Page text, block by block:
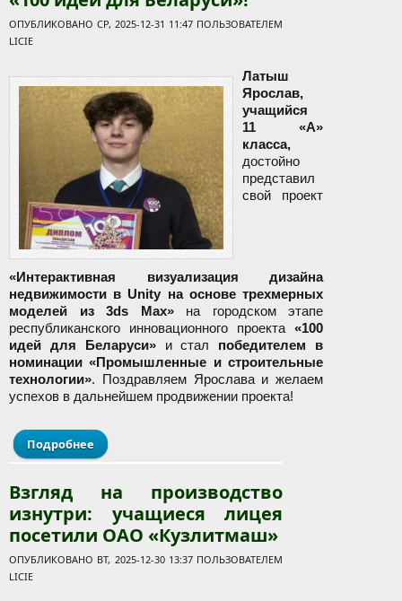
ОПУБЛИКОВАНО СР, 2025-12-31 11:47 ПОЛЬЗОВАТЕЛЕМ
LICIE
Латыш
Ярослав,
учащийся
11 «А»
класса,
достойно
представил
свой проект
«Интерактивная визуализация дизайна
недвижимости в Unity на основе трехмерных
моделей из 3ds Max» на городском этапе
республиканского инновационного проекта «100
идей для Беларуси»и стал победителем в
номинации «Промышленные и строительные
технологии». Поздравляем Ярослава и желаем
успехов в дальнейшем продвижении проекта!
Подробнее о Поздравляем победителя городского этапа
республиканского инновационного проекта «100
Взгляд на производство
изнутри: учащиеся лицея
посетили ОАО «Кузлитмаш»
ОПУБЛИКОВАНО ВТ, 2025-12-30 13:37 ПОЛЬЗОВАТЕЛЕМ
LICIE